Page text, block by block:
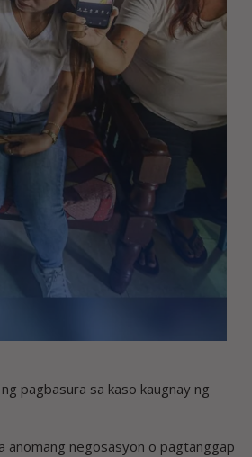
pagbasura sa kaso kaugnay ng
anomang negosasyon o pagtanggap